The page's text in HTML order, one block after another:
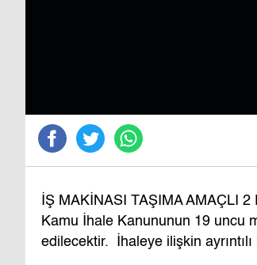
İŞ MAKİNASI TAŞIMA AMAÇLI 2
Kamu İhale Kanununun 19 uncu
edilecektir. İhaleye ilişkin